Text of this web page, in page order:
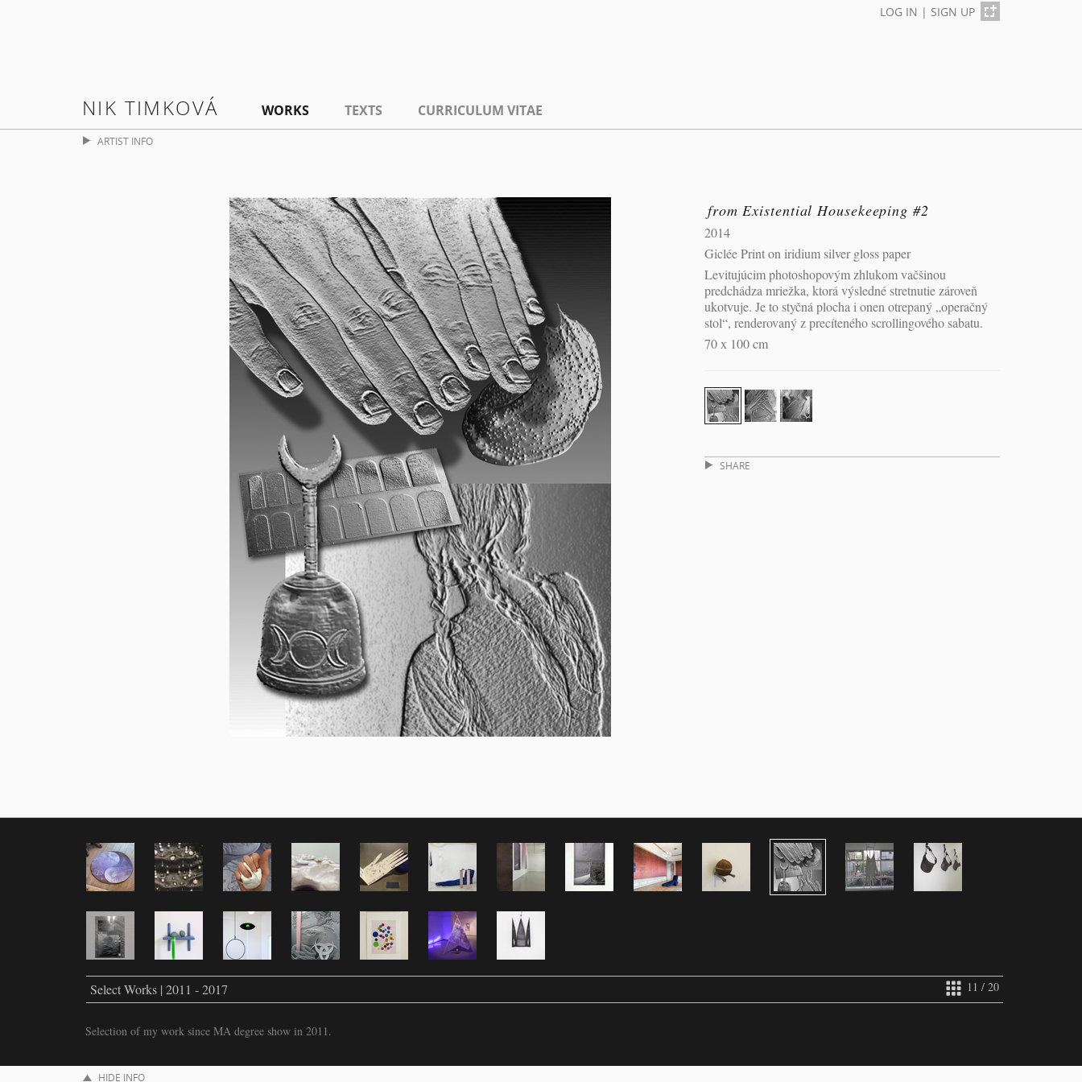
LOG IN | SIGN UP
NIK TIMKOVÁ WORKS TEXTS CURRICULUM VITAE
ARTIST INFO
from Existential Housekeeping #2
2014
Giclée Print on iridium silver gloss paper
Levitujúcim photoshopovým zhlukom vačšinou
predchádza mriežka, ktorá výsledné stretnutie zároveň
ukotvuje. Je to styčná plocha i onen otrepaný „operačný
stol“, renderovaný z precíteného scrollingového sabatu.
70 x 100 cm
SHARE
11 / 20
Select Works | 2011 - 2017
Selection of my work since MA degree show in 2011.
HIDE INFO